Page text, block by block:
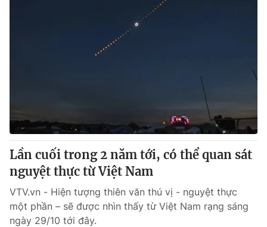
Lần cuối trong 2 năm tới, có thể quan sát
nguyệt thực từ Việt Nam
VTV.vn - Hiện tượng thiên văn thú vị - nguyệt thực
một phần – sẽ được nhìn thấy từ Việt Nam rạng sáng
ngày 29/10 tới đây.